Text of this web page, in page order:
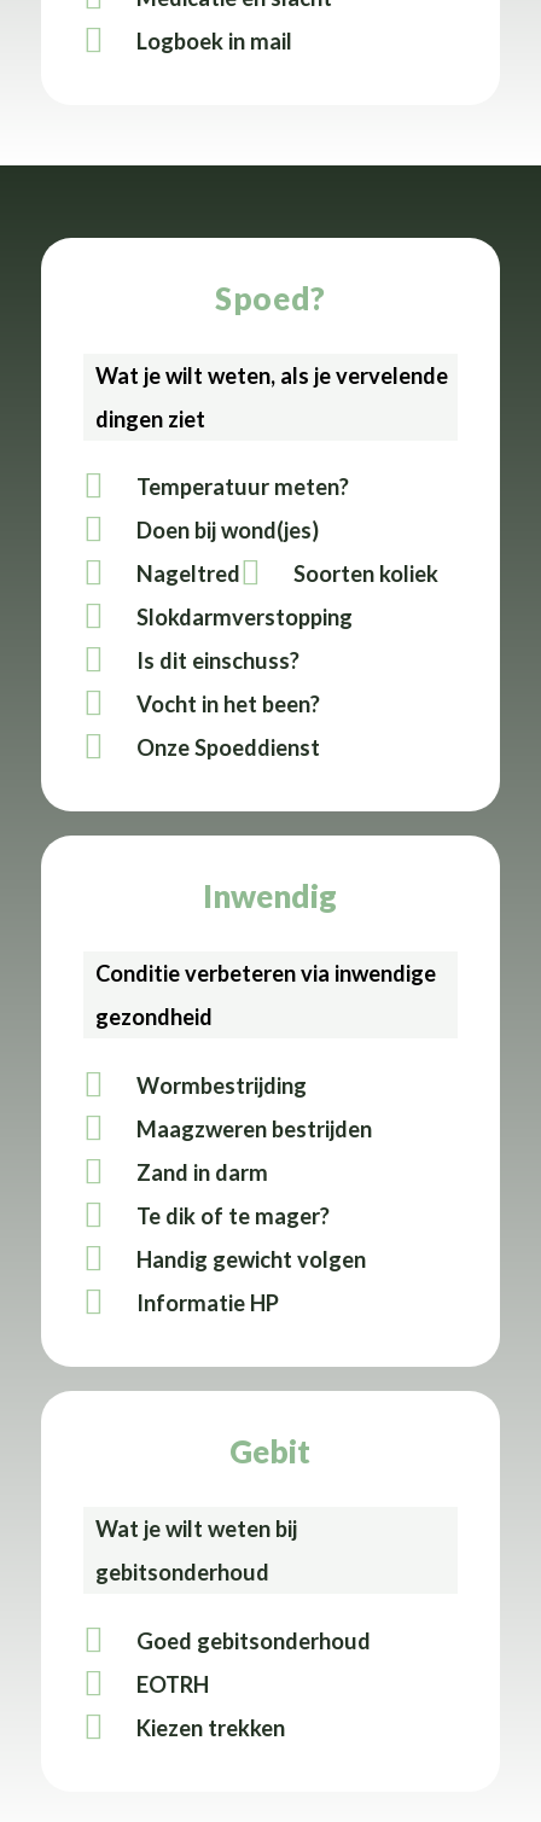
Logboek in mail
Spoed?
Wat je wilt weten, als jevervelende
dingen ziet
Temperatuur meten?
Doen bij wond(jes)
Nageltred
Soorten koliek
Slokdarmverstopping
Is dit einschuss?
Vocht in het been?
Onze Spoeddienst
Inwendig
Conditie verbeteren via inwendige
gezondheid
Wormbestrijding
Maagzweren bestrijden
Zand in darm
Te dik of te mager?
Handig gewicht volgen
Informatie HP
Gebit
Wat je wilt weten bij
gebitsonderhoud
Goed gebitsonderhoud
EOTRH
Kiezen trekken